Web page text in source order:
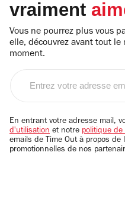
vraiment
Vous ne pourrez plus vous
elle, découvrez avant tout
moment.
email
En entrant votre adresse mail,
d'utilisation et notre politique
emails de Time Out à propos
promotionnelles de nos